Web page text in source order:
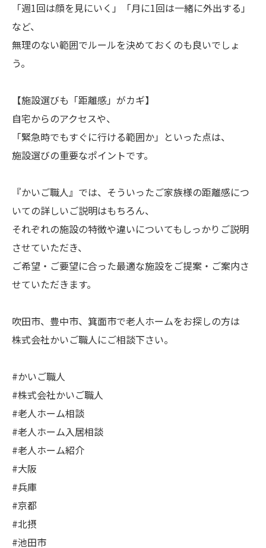
「週1回は顔を見にいく」「月に1回は一緒に外出する」
など、
無理のない範囲でルールを決めておくのも良いでしょ
う。
【施設選びも「距離感」がカギ】
自宅からのアクセスや、
「緊急時でもすぐに行ける範囲か」といった点は、
施設選びの重要なポイントです。
『かいご職人』では、そういったご家族様の距離感につ
いての詳しいご説明はもちろん、
それぞれの施設の特徴や違いについてもしっかりご説明
させていただき、
ご希望・ご要望に合った最適な施設をご提案・ご案内さ
せていただきます。
吹田市、豊中市、箕面市で老人ホームをお探しの方は
株式会社かいご職人にご相談下さい。
#かいご職人
#株式会社かいご職人
#老人ホーム相談
#老人ホーム入居相談
#老人ホーム紹介
#大阪
#兵庫
#京都
#北摂
#池田市